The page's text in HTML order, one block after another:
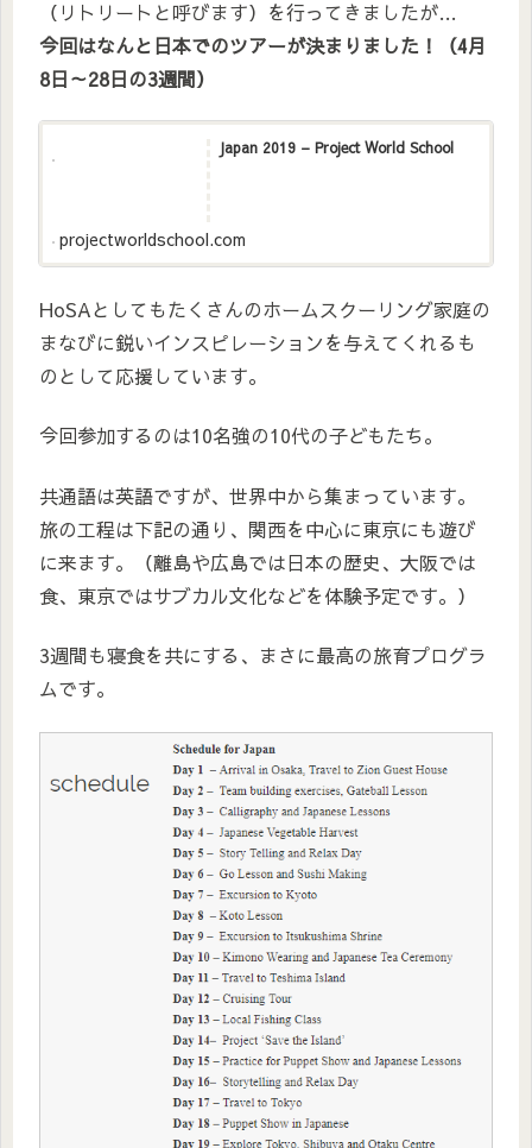
（リトリートと呼びます）を行ってきましたが…
今回はなんと日本でのツアーが決まりました！（4月
8日～28日の3週間）
Japan 2019 – Project World School
projectworldschool.com
HoSAとしてもたくさんのホームスクーリング家庭の
まなびに鋭いインスピレーションを与えてくれるも
のとして応援しています。
今回参加するのは10名強の10代の子どもたち。
共通語は英語ですが、世界中から集まっています。
旅の工程は下記の通り、関西を中心に東京にも遊び
に来ます。（離島や広島では日本の歴史、大阪では
食、東京ではサブカル文化などを体験予定です。）
3週間も寝食を共にする、まさに最高の旅育プログラ
ムです。